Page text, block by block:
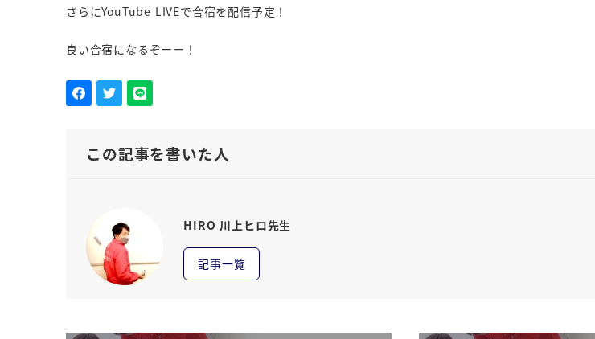
さらにYouTube LIVEで合宿を配信予定！
良い合宿になるぞーー！
この記事を書いた人
HIRO 川上ヒロ先生
記事一覧